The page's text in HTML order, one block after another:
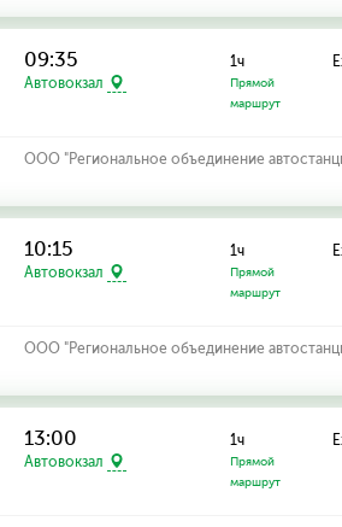
09:35
Автовокзал
1ч
Прямой
маршрут
ООО "Региональное объединение
10:15
Автовокзал
1ч
Прямой
маршрут
ООО "Региональное объединение
13:00
Автовокзал
1ч
Прямой
маршрут